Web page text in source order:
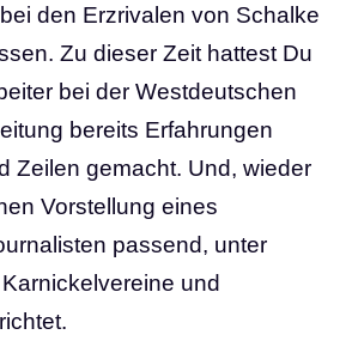
den Erzrivalen von Schalke
Zu dieser Zeit hattest Du
bei der Westdeutschen
bereits Erfahrungen
Zeilen gemacht. Und, wieder
Vorstellung eines
passend, unter
und